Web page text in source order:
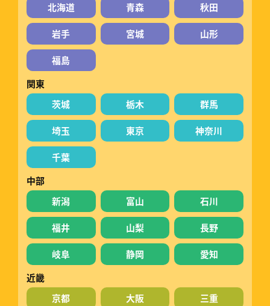
北海道
青森 秋田
岩手 宮城 山形
福島
関東
茨城
栃木 群馬
埼玉 東京 神奈川
千葉
中部
新潟
富山 石川
福井 山梨 長野
岐阜 静岡
愛知
近畿
京都
大阪 三重